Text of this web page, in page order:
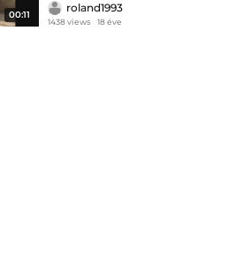
00:11
roland1993
1438 views 18 éve